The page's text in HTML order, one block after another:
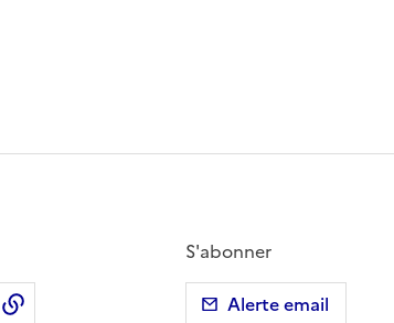
Twitter)
LinkedInpar email
Copier dans le presse-papier
S'abonner
Alerte email